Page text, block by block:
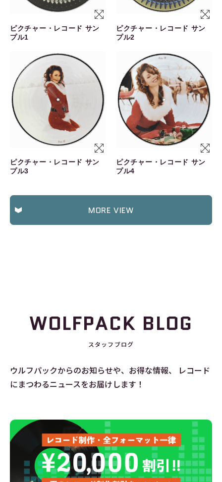
ピクチャー・レコード サン
プル1
ピクチャー・レコード サン
プル2
ピクチャー・レコード サン
プル3
ピクチャー・レコード サン
プル4
MORE VIEW
WOLFPACK BLOG
スタッフブログ
ウルフパックからのお知らせや、お得な情報、
レコード
にまつわるニュースをお届けします！